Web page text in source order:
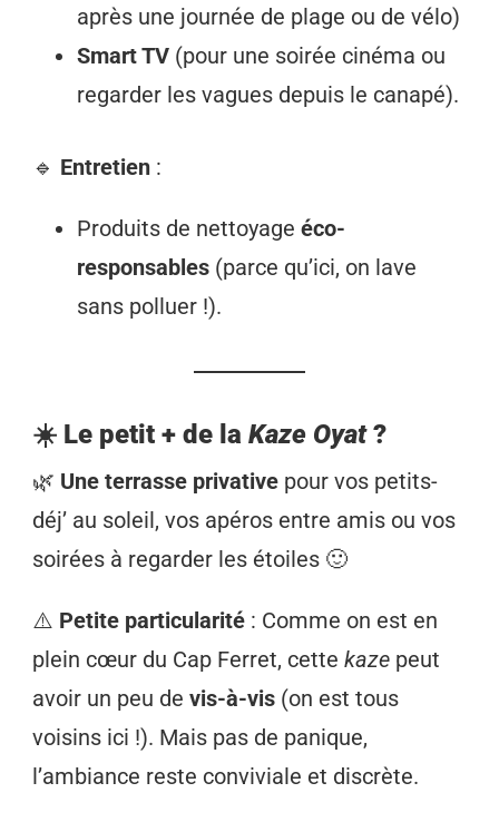
après une journée de plage ou de vélo)
Smart TV (pour une soirée cinéma ou
regarder les vagues depuis le canapé).
🔹 Entretien :
Produits de nettoyage éco-
responsables (parce qu’ici, on lave
sans polluer !).
☀️ Le petit + de la Kaze Oyat?
🌿 Une terrasse privative pour vos petits-
déj’ au soleil, vos apéros entre amis ou vos
soirées à regarder les étoiles 🙂
⚠️ Petite particularité : Comme on est en
plein cœur du Cap Ferret, cette kaze peut
avoir un peu de vis-à-vis (on est tous
voisins ici !). Mais pas de panique,
l’ambiance reste conviviale et discrète.